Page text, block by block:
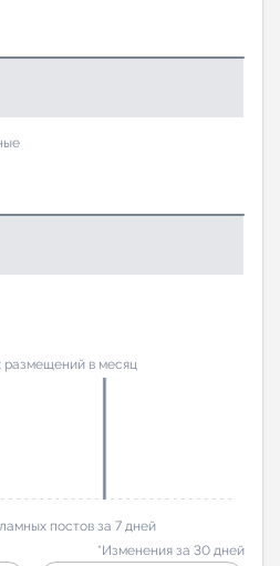
размещений в месяц
постов за 7 дней
*Изменения за 30 дней